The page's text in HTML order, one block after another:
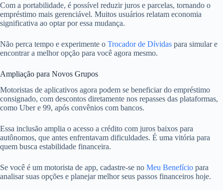
Com a portabilidade, é possível reduzir juros e parcelas, tornando o
empréstimo mais gerenciável. Muitos usuários relatam economia
significativa ao optar por essa mudança.
Não perca tempo e experimente o Trocador de Dívidas para simular e
encontrar a melhor opção para você agora mesmo.
Ampliação para Novos Grupos
Motoristas de aplicativos agora podem se beneficiar do empréstimo
consignado, com descontos diretamente nos repasses das plataformas,
como Uber e 99, após convênios com bancos.
Essa inclusão amplia o acesso a crédito com juros baixos para
autônomos, que antes enfrentavam dificuldades. É uma vitória para
quem busca estabilidade financeira.
Se você é um motorista de app, cadastre-se no Meu Benefício para
analisar suas opções e planejar melhor seus passos financeiros hoje.